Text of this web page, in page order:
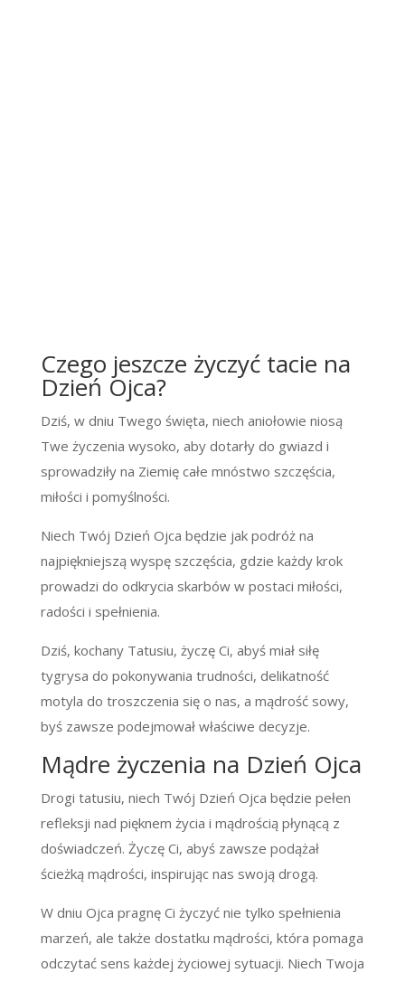
Czego jeszcze życzyć tacie na
Dzień Ojca?
Dziś, w dniu Twego święta, niech aniołowie niosą
Twe życzenia wysoko, aby dotarły do gwiazd i
sprowadziły na Ziemię całe mnóstwo szczęścia,
miłości i pomyślności.
Niech Twój Dzień Ojca będzie jak podróż na
najpiękniejszą wyspę szczęścia, gdzie każdy krok
prowadzi do odkrycia skarbów w postaci miłości,
radości i spełnienia.
Dziś, kochany Tatusiu, życzę Ci, abyś miał siłę
tygrysa do pokonywania trudności, delikatność
motyla do troszczenia się o nas, a mądrość sowy,
byś zawsze podejmował właściwe decyzje.
Mądre życzenia na Dzień Ojca
Drogi tatusiu, niech Twój Dzień Ojca będzie pełen
refleksji nad pięknem życia i mądrością płynącą z
doświadczeń. Życzę Ci, abyś zawsze podążał
ścieżką mądrości, inspirując nas swoją drogą.
W dniu Ojca pragnę Ci życzyć nie tylko spełnienia
marzeń, ale także dostatku mądrości, która pomaga
odczytać sens każdej życiowej sytuacji. Niech Twoja